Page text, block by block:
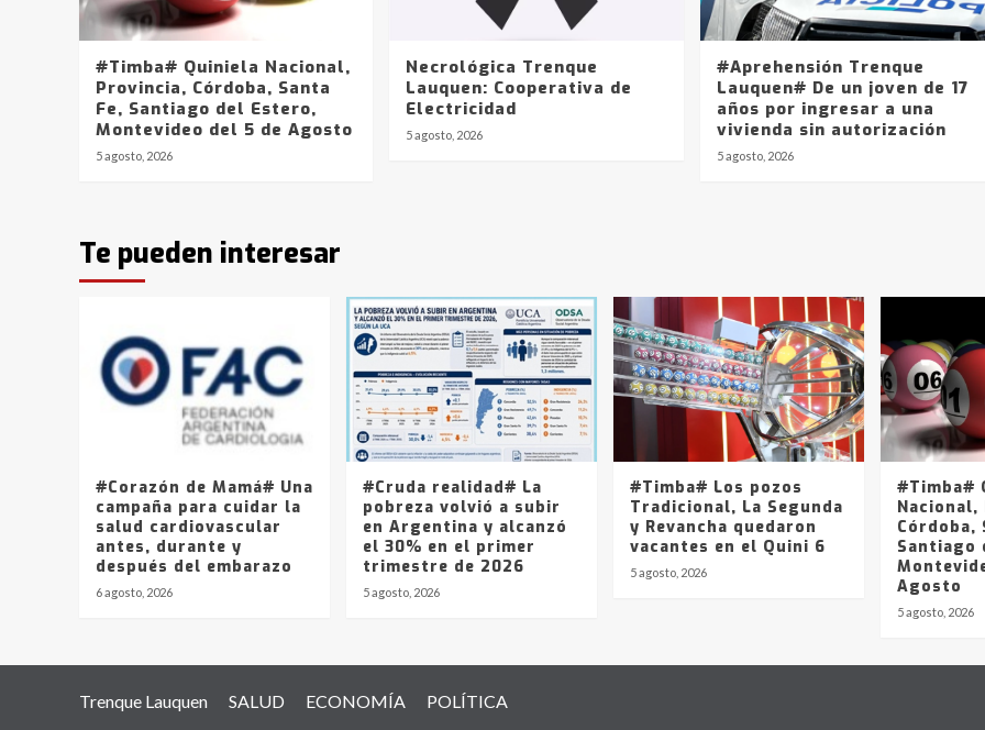
#Timba# Quiniela Nacional,
Provincia, Córdoba, Santa
Fe, Santiago del Estero,
Montevideo del 5 de Agosto
5 agosto, 2026
Necrológica Trenque
Lauquen: Cooperativa de
Electricidad
5 agosto, 2026
#Aprehensión Trenque
Lauquen# De un joven de 17
años por ingresar a una
vivienda sin autorización
5 agosto, 2026
Te pueden interesar
#Corazón de Mamá# Una
campaña para cuidar la
salud cardiovascular
antes, durante y
después del embarazo
6 agosto, 2026
#Cruda realidad# La
pobreza volvió a subir
en Argentina y alcanzó
el 30% en el primer
trimestre de 2026
5 agosto, 2026
#Timba# Los pozos
Tradicional, La Segunda
y Revancha quedaron
vacantes en el Quini 6
5 agosto, 2026
#Timba#
Nacional,
Córdoba,
Santiago
Agosto
5 agosto, 2026
Trenque Lauquen SALUD ECONOMÍA POLÍTICA